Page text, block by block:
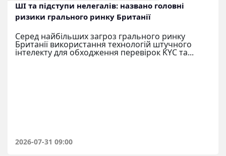
ШІ та підступи нелегалів: названо головні
ризики грального ринку Британії
Серед найбільших загроз грального ринку
Британії використання технологій штучного
інтелекту для обходження перевірок KYC та...
2026-07-31 09:00